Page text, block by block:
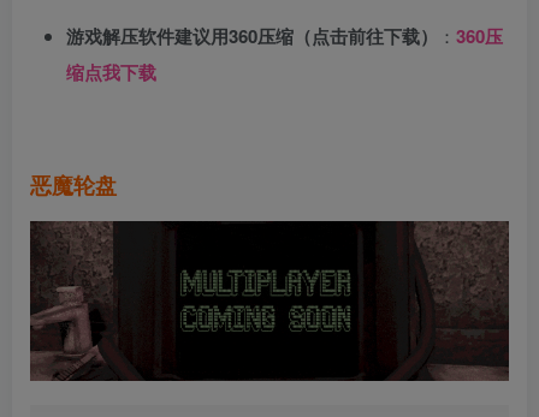
游戏解压软件建议用360压缩（点击前往下载） ： 360压
缩点我下载
恶魔轮盘